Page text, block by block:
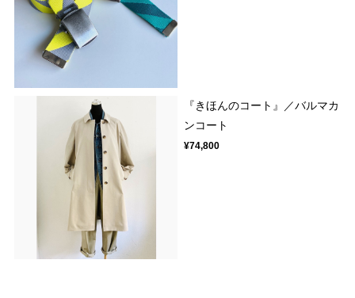
『きほんのコート』／バルマカ
ンコート
¥74,800